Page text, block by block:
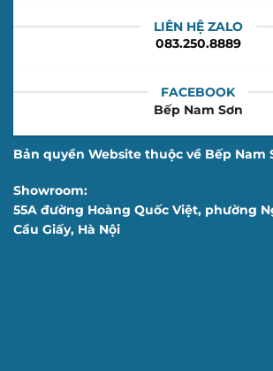
LIÊN HỆ ZALO
083.250.8889
FACEBOOK
Bếp Nam Sơn
Bản quyền Website thuộc về Bếp Nam
Showroom:
55A đường Hoàng Quốc Việt, phường
Cầu Giấy, Hà Nội